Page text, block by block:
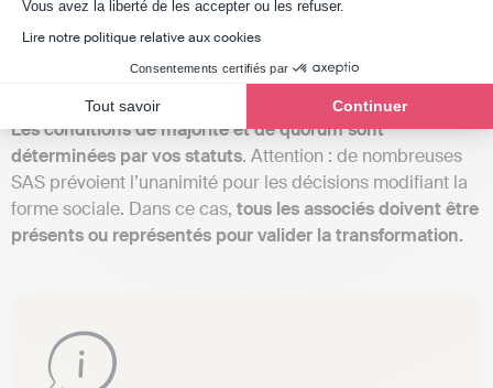
Vous avez la liberté de les accepter ou les refuser.
Lire notre politique relative aux cookies
Consentements certifiés par
Tout savoir Continuer
la modification des statuts et la nomination du ou des
gérants.
Les conditions de vote
Les conditions de majorité et de quorum sont
déterminées par vos statuts. Attention : de nombreuses
SAS prévoient l’unanimité pour les décisions modifiant la
forme sociale. Dans ce cas, tous les associés doivent être
présents ou représentés pour valider la transformation.